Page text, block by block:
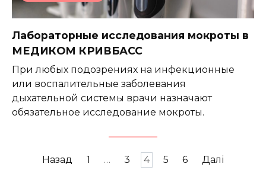
Лабораторные исследования мокроты в
МЕДИКОМ КРИВБАСС
При любых подозрениях на инфекционные
или воспалительные заболевания
дыхательной системы врачи назначают
обязательное исследование мокроты.
ПагінаціяНазад 1 … 3 4 5 6 Далі